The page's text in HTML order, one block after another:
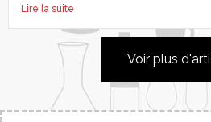
Lire la suite
Voir plus